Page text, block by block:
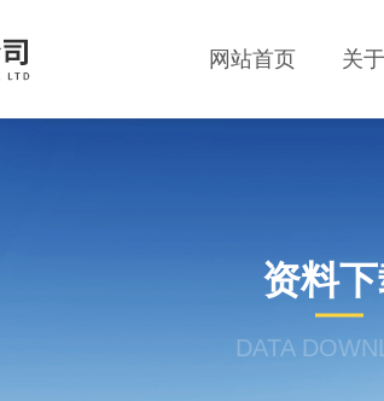
网站首页 关
资料
DATA